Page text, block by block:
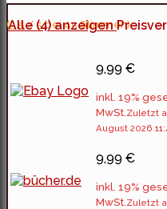
(5.5 / 5 bei 45 Stimmen)
Alle (4) anzeigen
9,99 €
inkl. 19%
MwSt. Zuletzt
August 2026
9,99 €
inkl. 19%
MwSt. Zuletzt